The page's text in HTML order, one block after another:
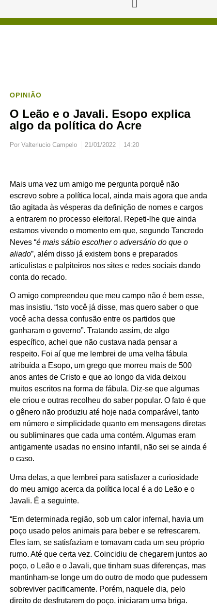
OPINIÃO
O Leão e o Javali. Esopo explica
algo da política do Acre
Por Valterlucio Campelo 21/01/2022 14:20
Mais uma vez um amigo me pergunta porquê não
escrevo sobre a política local, ainda mais agora que anda
tão agitada às vésperas da definição de nomes e cargos
a entrarem no processo eleitoral. Repeti-lhe que ainda
estamos vivendo o momento em que, segundo Tancredo
Neves “é mais sábio escolher o adversário do que o
aliado”, além disso já existem bons e preparados
articulistas e palpiteiros nos sites e redes sociais dando
conta do recado.
O amigo compreendeu que meu campo não é bem esse,
mas insistiu. “Isto você já disse, mas quero saber o que
você acha dessa confusão entre os partidos que
ganharam o governo”. Tratando assim, de algo
específico, achei que não custava nada pensar a
respeito. Foi aí que me lembrei de uma velha fábula
atribuída a Esopo, um grego que morreu mais de 500
anos antes de Cristo e que ao longo da vida deixou
muitos escritos na forma de fábula. Diz-se que algumas
ele criou e outras recolheu do saber popular. O fato é que
o gênero não produziu até hoje nada comparável, tanto
em número e simplicidade quanto em mensagens diretas
ou subliminares que cada uma contém. Algumas eram
antigamente usadas no ensino infantil, não sei se ainda é
o caso.
Uma delas, a que lembrei para satisfazer a curiosidade
do meu amigo acerca da política local é a do Leão e o
Javali. É a seguinte.
“Em determinada região, sob um calor infernal, havia um
poço usado pelos animais para beber e se refrescarem.
Eles iam, se satisfaziam e tomavam cada um seu próprio
rumo. Até que certa vez. Coincidiu de chegarem juntos ao
poço, o Leão e o Javali, que tinham suas diferenças, mas
mantinham-se longe um do outro de modo que pudessem
sobreviver pacificamente. Porém, naquele dia, pelo
direito de desfrutarem do poço, iniciaram uma briga.